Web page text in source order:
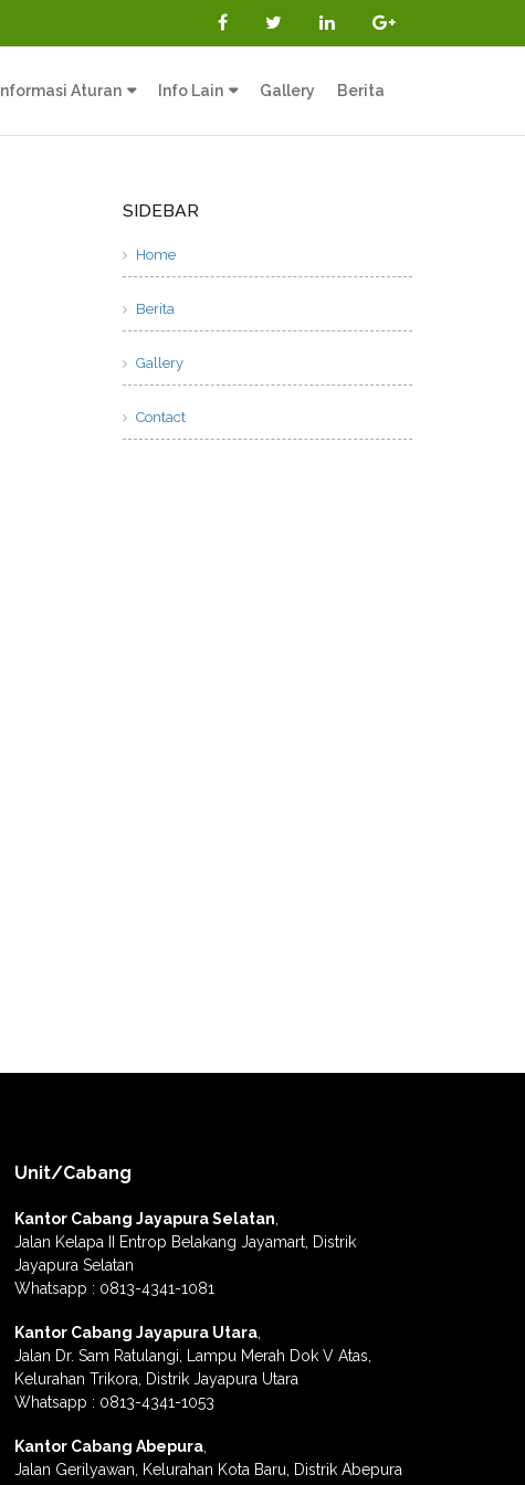
Informasi Aturan Info Lain Gallery Berita
SIDEBAR
Home
Berita
Gallery
Contact
Unit/Cabang
Kantor Cabang Jayapura Selatan
Jalan Kelapa II Entrop Belakang Jayamart, Distrik
Jayapura Selatan
Whatsapp : 0813-4341-1081
Kantor Cabang Jayapura Utara
Jalan Dr. Sam Ratulangi, Lampu Merah Dok V Atas,
Kelurahan Trikora, Distrik Jayapura Utara
Whatsapp : 0813-4341-1053
Kantor Cabang Abepura
Jalan Gerilyawan, Kelurahan Kota Baru, Distrik Abepura